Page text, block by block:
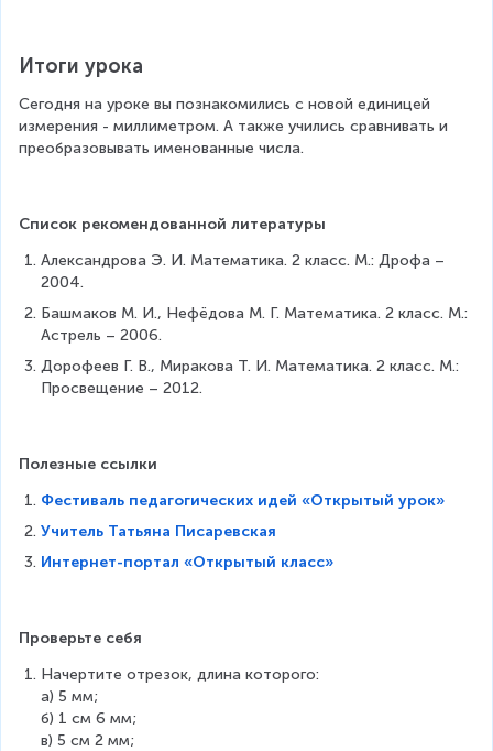
Итоги урока
Сегодня на уроке вы познакомились с новой единицей
измерения - миллиметром. А также учились сравнивать и
преобразовывать именованные числа.
Список рекомендованной литературы
Александрова Э. И. Математика. 2 класс. М.: Дрофа –
2004.
Башмаков М. И., Нефёдова М. Г. Математика. 2 класс. М.:
Астрель – 2006.
Дорофеев Г. В., Миракова Т. И. Математика. 2 класс. М.:
Просвещение – 2012.
Полезные ссылки
Фестиваль педагогических идей «Открытый урок»
Учитель Татьяна Писаревская
Интернет-портал «Открытый класс»
Проверьте себя
Начертите отрезок, длина которого:
a) 5 мм;
б) 1 см 6 мм;
в) 5 см 2 мм;